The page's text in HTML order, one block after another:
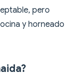
pero
y horneado